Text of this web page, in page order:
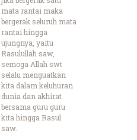
mata rantai maka
bergerak seluruh mata
rantai hingga
ujungnya, yaitu
Rasulullah saw,
semoga Allah swt
selalu menguatkan
kita dalam keluhuran
dunia dan akhirat
bersama guru guru
kita hingga Rasul
saw.